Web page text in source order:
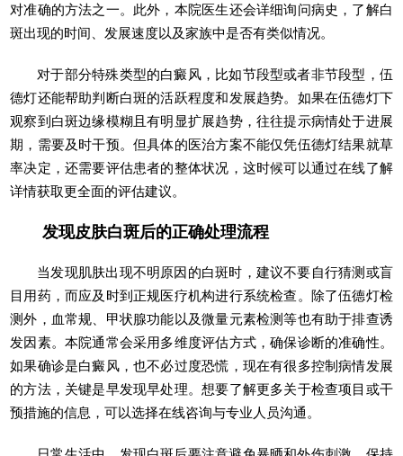
对准确的方法之一。此外，本院医生还会详细询问病史，了解白
斑出现的时间、发展速度以及家族中是否有类似情况。
对于部分特殊类型的白癜风，比如节段型或者非节段型，伍
德灯还能帮助判断白斑的活跃程度和发展趋势。如果在伍德灯下
观察到白斑边缘模糊且有明显扩展趋势，往往提示病情处于进展
期，需要及时干预。但具体的医治方案不能仅凭伍德灯结果就草
率决定，还需要评估患者的整体状况，这时候可以通过在线了解
详情获取更全面的评估建议。
发现皮肤白斑后的正确处理流程
当发现肌肤出现不明原因的白斑时，建议不要自行猜测或盲
目用药，而应及时到正规医疗机构进行系统检查。除了伍德灯检
测外，血常规、甲状腺功能以及微量元素检测等也有助于排查诱
发因素。本院通常会采用多维度评估方式，确保诊断的准确性。
如果确诊是白癜风，也不必过度恐慌，现在有很多控制病情发展
的方法，关键是早发现早处理。想要了解更多关于检查项目或干
预措施的信息，可以选择在线咨询与专业人员沟通。